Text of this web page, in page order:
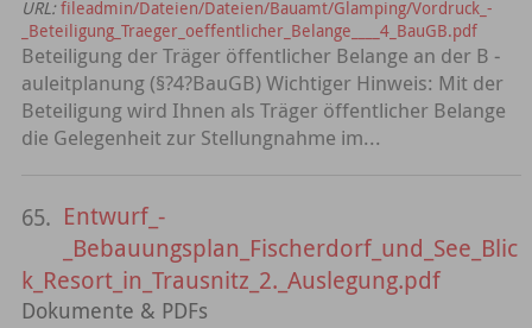
URL: fileadmin/Dateien/Dateien/Bauamt/Glamping/Vordruck_-
_Beteiligung_Traeger_oeffentlicher_Belange____4_BauGB.pdf
Beteiligung der Träger öffentlicher Belange an der B ­
auleitplanung (§?4?BauGB) Wichtiger Hinweis: Mit der
Beteiligung wird Ihnen als Träger öffentlicher Belange
die Gelegenheit zur Stellungnahme im...
65. Entwurf_-
_Bebauungsplan_Fischerdorf_und_See_Blic
k_Resort_in_Trausnitz_2._Auslegung.pdf
Dokumente & PDFs